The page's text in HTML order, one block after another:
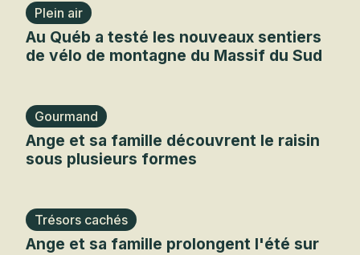
Plein air
Au Québ a testé les nouveaux sentiers
de vélo de montagne du Massif du Sud
Gourmand
Ange et sa famille découvrent le raisin
sous plusieurs formes
Trésors cachés
Ange et sa famille prolongent l'été sur